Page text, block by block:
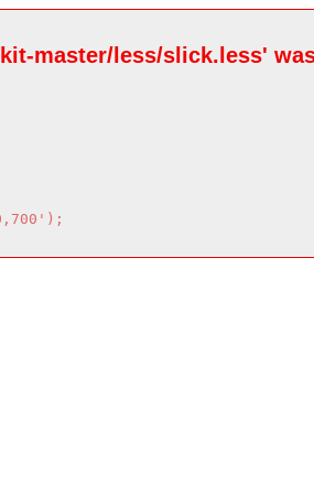
master/less/slick.less'